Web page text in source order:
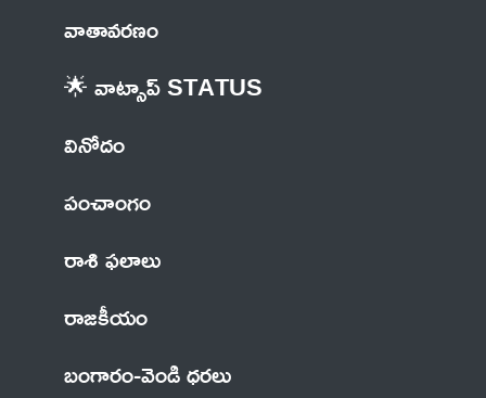
వాతావరణం
🌟 వాట్సాప్ STATUS
వినోదం
పంచాంగం
రాశి ఫలాలు
రాజకీయం
బంగారం-వెండి ధరలు